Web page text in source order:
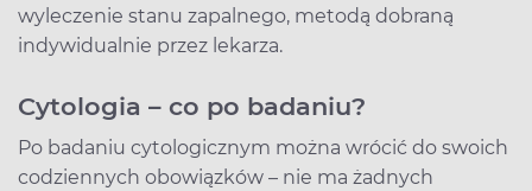
wyleczenie stanu zapalnego, metodą dobraną
indywidualnie przez lekarza.
Cytologia – co po badaniu?
Po badaniu cytologicznym można wrócić do swoich
codziennych obowiązków – nie ma żadnych